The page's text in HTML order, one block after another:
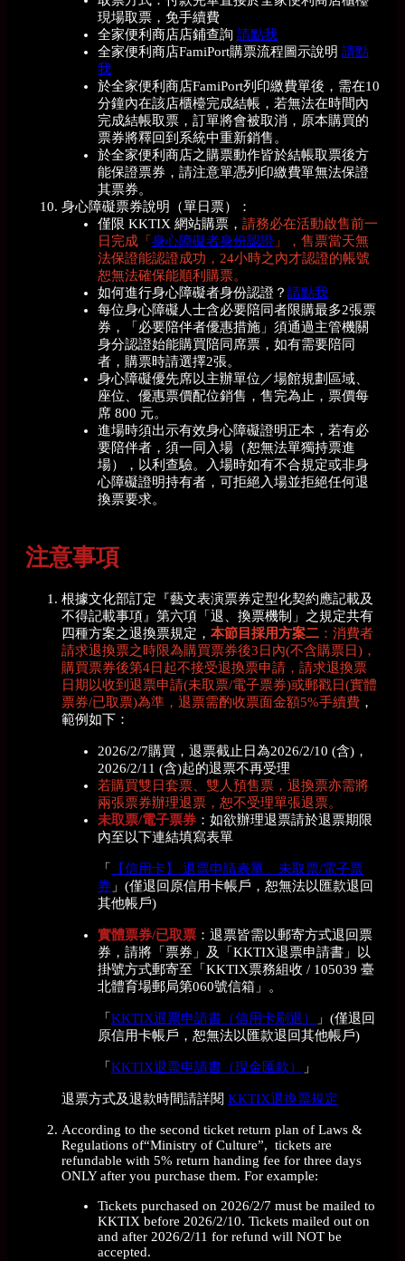
現場取票，免手續費
全家便利商店店鋪查詢 請點我
全家便利商店FamiPort購票流程圖示說明 請點
我
於全家便利商店FamiPort列印繳費單後，需在10
分鐘內在該店櫃檯完成結帳，若無法在時間內
完成結帳取票，訂單將會被取消，原本購買的
票券將釋回到系統中重新銷售。
於全家便利商店之購票動作皆於結帳取票後方
能保證票券，請注意單憑列印繳費單無法保證
其票券。
身心障礙票券說明（單日票）：
僅限 KKTIX 網站購票， 請務必在活動啟售前一
日完成「 身心障礙者身份認證 」，售票當天無
法保證能認證成功，24小時之內才認證的帳號
恕無法確保能順利購票。
如何進行身心障礙者身份認證？ 請點我
每位身心障礙人士含必要陪同者限購最多2張票
券，「必要陪伴者優惠措施」須通過主管機關
身分認證始能購買陪同席票，如有需要陪同
者，購票時請選擇2張。
身心障礙優先席以主辦單位／場館規劃區域、
座位、優惠票價配位銷售，售完為止 ，票價每
席 800 元。
進場時須出示有效身心障礙證明正本，若有必
要陪伴者，須一同入場（恕無法單獨持票進
場），以利查驗。入場時如有不合規定或非身
心障礙證明持有者，可拒絕入場並拒絕任何退
換票要求。
注意事項
根據文化部訂定『藝文表演票券定型化契約應記載及
不得記載事項』第六項「退、換票機制」之規定共有
四種方案之退換票規定， 本節目採用方案二 ：消費者
請求退換票之時限為購買票券後3日內(不含購票日)，
購買票券後第4日起不接受退換票申請， 請求退換票
日期以收到退票申請(未取票/電子票券)或郵戳日(實體
票券/已取票)為準，退票需酌收票面金額5%手續費 ，
範例如下：
2026/2/7購買，退票截止日為2026/2/10 (含)，
2026/2/11 (含)起的退票不再受理
若購買雙日套票、雙人預售票，退換票亦需將
兩張票券辦理退票，恕不受理單張退票。
未取票/電子票券 ：如欲辦理退票請於退票期限
內至以下連結填寫表單
「
【信用卡】 退票申請表單 _ 未取票/電子票
券 」(僅退回原信用卡帳戶，恕無法以匯款退回
其他帳戶)
實體票券/已取票 ：退票皆需以郵寄方式退回票
券，請將「票券」及「KKTIX退票申請書」以
掛號方式郵寄至「KKTIX票務組收 / 105039 臺
北體育場郵局第060號信箱」。
「 KKTIX退票申請書（信用卡刷退）
」(僅退回
原信用卡帳戶，恕無法以匯款退回其他帳戶)
「 KKTIX退票申請書（現金匯款） 」
退票方式及退款時間請詳閱 KKTIX退換票規定
According to the second ticket return plan of Laws &
Regulations of“Ministry of Culture”, tickets are
refundable with 5% return handing fee for three days
ONLY after you purchase them. For example:
Tickets purchased on 2026/2/7 must be mailed to
KKTIX before 2026/2/10. Tickets mailed out on
and after 2026/2/11 for refund will NOT be
accepted.